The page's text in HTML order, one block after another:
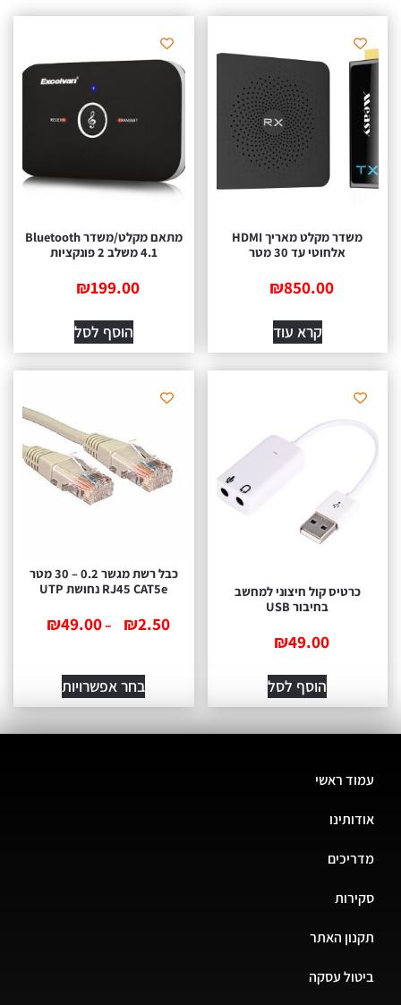
משדר מקלט מאריך HDMI
אלחוטי עד 30 מטר
₪850.00
קרא עוד
מתאם מקלט/משדר Bluetooth
4.1 משלב 2 פונקציות
₪199.00
הוסף לסל
כרטיס קול חיצוני למחשב
בחיבור USB
₪49.00
הוסף לסל
כבל רשת מגשר 0.2 – 30 מטר
RJ45 CAT5e נחושת UTP
₪2.50
–
₪49.00
בחר אפשרויות
עמוד ראשי
אודותינו
מדריכים
סקירות
תקנון האתר
ביטול עסקה